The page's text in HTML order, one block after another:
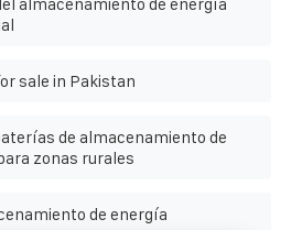
sale in Pakistan
de almacenamiento de
zonas rurales
de energía